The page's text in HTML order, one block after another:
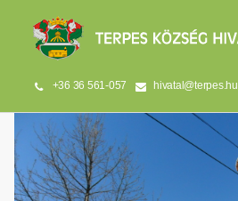
+36 36 561-057 hivatal@terpes.hu